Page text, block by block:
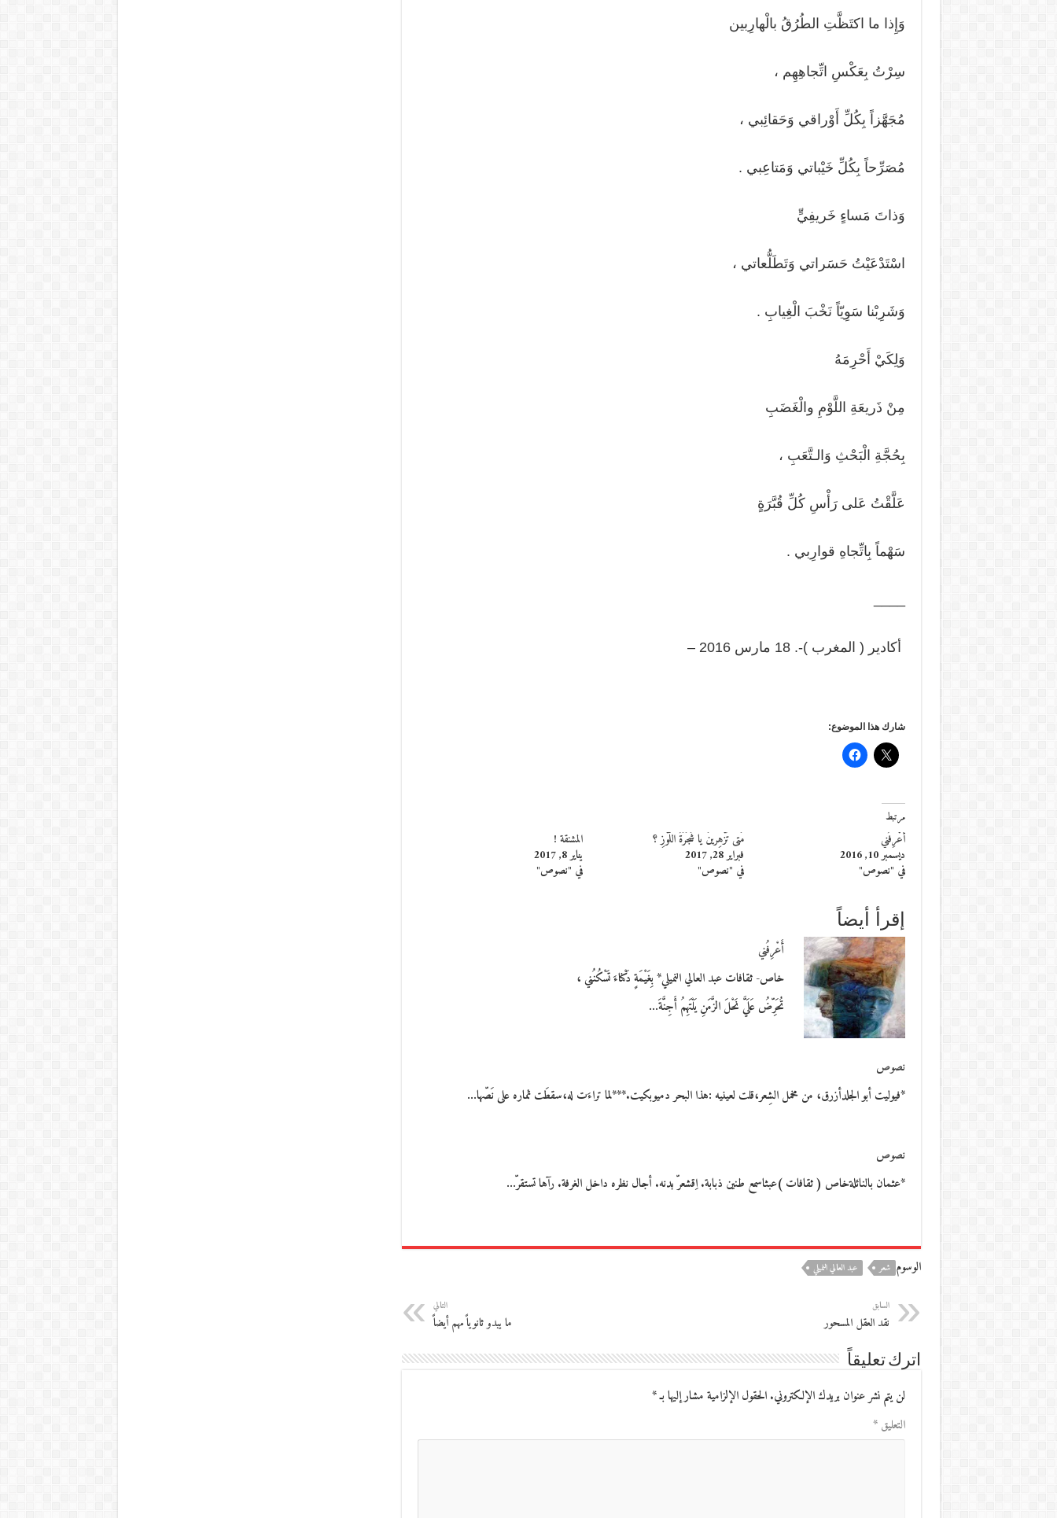
وَإِذا ما اكتَظَّتِ الطُرُقُ بالْهارِبين
سِرْتُ بِعَكْسِ اتِّجاهِهِم ،
مُجَهَّزاً بِكُلِّ أَوْراقي وَحَقائِبي ،
مُصَرِّحاً بِكُلِّ خَيْباتي وَمَتاعِبي .
وَذاتَ مَساءٍ خَريفِيٍّ
اسْتَدْعَيْتُ حَسَراتي وَتَطَلُّعاتي ،
وَشَرِبْنا سَوِيّاً نَخْبَ الْغِيابِ .
وَلِكَيْ أَحْرِمَهُ
مِنْ ذَريعَةِ اللَّوْمِ والْغَضَبِ
بِحُجَّةِ الْبَحْثِ وَالـتَّعَبِ ،
عَلَّقْتُ عَلى رَأْسِ كُلِّ قُبَّرَةٍ
سَهْماً بِاتِّجاهِ قوارِبي .
أكادير ( المغرب )-. 18 مارس 2016 –
شارك هذا الموضوع:
مرتبط
أَعْرِفُني
ديسمبر 10, 2016
في "نصوص"
مَتى تُزْهِرينَ يا شَجَرَةُ اللَّوْزِ ؟
فبراير 28, 2017
في "نصوص"
المشنقة !
يناير 8, 2017
في "نصوص"
إقرأ أيضاً
أَعْرِفُني
خاص- ثقافات عبد العالي النميلي* بِغَيْمَةٍ دَكْناءَ تَسْكُنُني ،
تُحَرِّضُ عَلَيَّ نَحْلَ الزَّمَنِ يَلْتَهِمُ أَجِنَّةَ…
نصوص
*فيوليت أبو الجلدأزرق، من مخمل الشِعر،قلت لعينيه :هذا البحر دميوبكيت.***لما تراءَت له،سقطَت ثماره على نَصّها…
نصوص
*عثمان بالنائلةخاص ( ثقافات )عبثاسمع طنين ذبابة. اِقشعرّ بدنه. أجال نظره داخل الغرفة. رآها تستقرّ…
الوسوم شعر عبد العالي النميلي
السابق
نقد العقل المسحور
التالي
ما يبدو ثانوياً مهم أيضاً
اترك تعليقاً
لن يتم نشر عنوان بريدك الإلكتروني. الحقول الإلزامية مشار إليها بـ*
التعليق*